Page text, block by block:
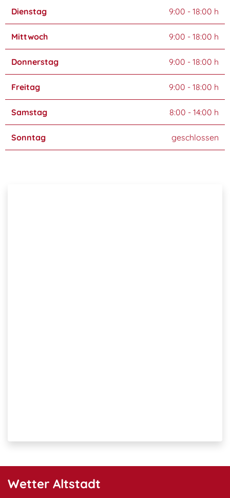
Dienstag 9:00 - 18:00 h
Mittwoch 9:00 - 18:00 h
Donnerstag 9:00 - 18:00 h
Freitag 9:00 - 18:00 h
Samstag 8:00 - 14:00 h
Sonntag geschlossen
Wetter Altstadt